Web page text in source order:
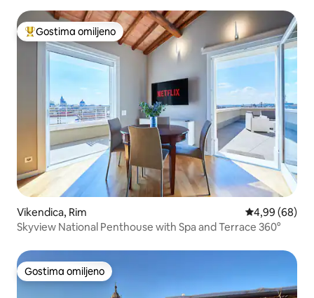
Najuspešniji među gostima omiljenim
Gostima omiljeno
Vikendica, Rim Prosečna
4,99 (68)
Skyview National Penthouse with Spa and Terrace 360°
Gostima omiljeno
Gostima omiljeno